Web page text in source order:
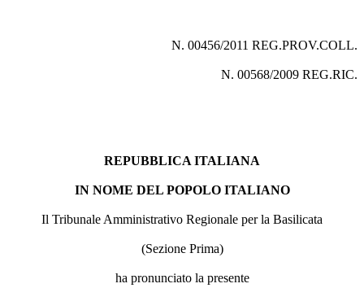
N. 00456/2011 REG.PROV.COLL.
N. 00568/2009 REG.RIC.
REPUBBLICA ITALIANA
IN NOME DEL POPOLO ITALIANO
Il Tribunale Amministrativo Regionale per la Basilicata
(Sezione Prima)
ha pronunciato la presente